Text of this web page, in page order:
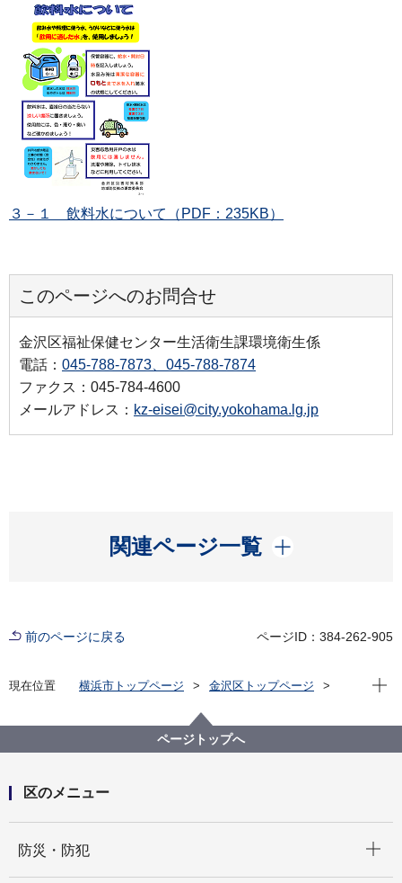
３－１ 飲料水について（PDF：235KB）
このページへのお問合せ
金沢区福祉保健センター生活衛生課環境衛生係
電話： 045-788-7873、045-788-7874
ファクス：045-784-4600
メールアドレス： kz-eisei@city.yokohama.lg.jp
関連ページ一覧
開く
前のページに戻る ページID：384-262-905
現在位置 横浜市トップページ
金沢区トップページ
災害時地域防災拠点の衛生ポスター
３飲用水について
現在
ページトップへ
区のメニュー
防災・防犯